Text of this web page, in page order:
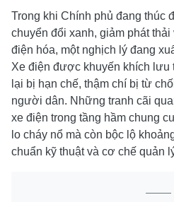
Trong khi Chính phủ đang thúc
chuyển đổi xanh, giảm phát
điện hóa, một nghịch lý đang
Xe điện được khuyến khích
lại bị hạn chế, thậm chí bị từ
người dân. Những tranh cãi
xe điện trong tầng hầm chung
lo cháy nổ mà còn bộc lộ
chuẩn kỹ thuật và cơ chế quản